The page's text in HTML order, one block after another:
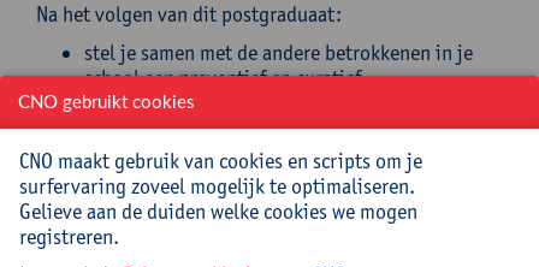
Na het volgen van dit postgraduaat:
stel je samen met de andere betrokkenen in je
school een preventief en curatief
schoolbeleidsplan inzake leerlingenbegeleiding
op en implementeer je dit;
werk je handelings- en begeleidingsplannen voor
en met leerlingen uit en voer je deze uit;
reflecteer je op je eigen positie in de groep, op
werk- en opleidingservaringen en
CNO gebruikt cookies
CNO maakt gebruik van cookies en scripts om je
surfervaring zoveel mogelijk te optimaliseren.
Gelieve aan de duiden welke cookies we mogen
registreren.